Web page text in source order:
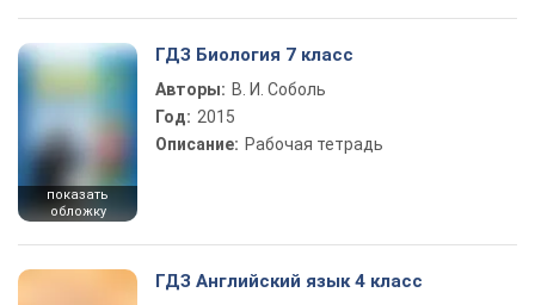
показать
обложку
ГДЗ Биология 7 класс
Авторы: В. И. Соболь
Год: 2015
Описание: Рабочая тетрадь
ГДЗ Английский язык 4 класс